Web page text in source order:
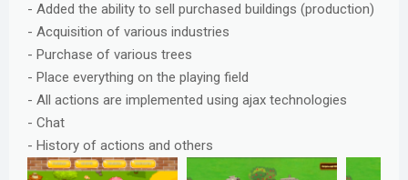
- Added the ability to sell purchased buildings (production)
- Acquisition of various industries
- Purchase of various trees
- Place everything on the playing field
- All actions are implemented using ajax technologies
- Chat
- History of actions and others